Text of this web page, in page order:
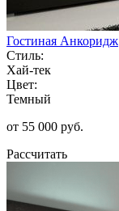
Гостиная Анкоридж
Стиль:
Хай-тек
Цвет:
Темный
от 55 000 руб.
Рассчитать